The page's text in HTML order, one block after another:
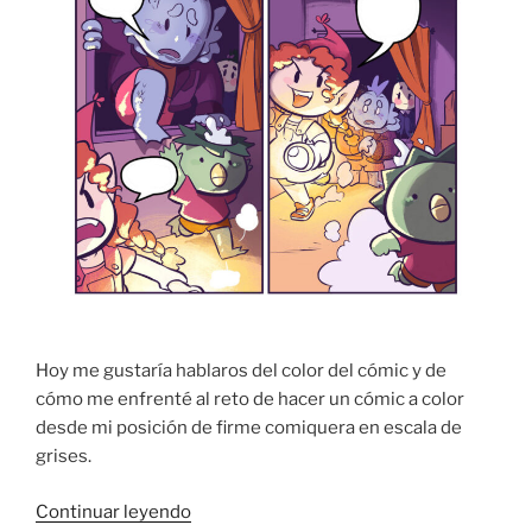
Hoy me gustaría hablaros del color del cómic y de
cómo me enfrenté al reto de hacer un cómic a color
desde mi posición de firme comiquera en escala de
grises.
Continuar leyendo«Los